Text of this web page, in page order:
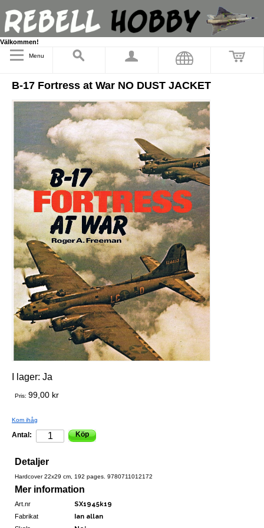
Välkommen!
Menu
B-17 Fortress at War NO DUST JACKET
I lager: Ja
Pris: 99,00 kr
Kom ihåg
Antal: Köp
Detaljer
Hardcover 22x29 cm, 192 pages. 9780711012172
Mer information
Art.nr SX1945k19
Fabrikat Ian allan